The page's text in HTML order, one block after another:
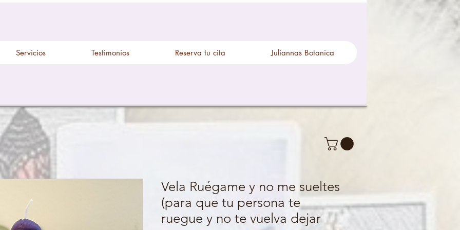
Servicios Testimonios Reserva tu cita Juliannas Botanica
Vela Ruégame y no me sueltes
(para que tu persona te
ruegue y no te vuelva dejar